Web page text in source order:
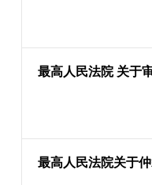
最高人民法院 关于
最高人民法院关于